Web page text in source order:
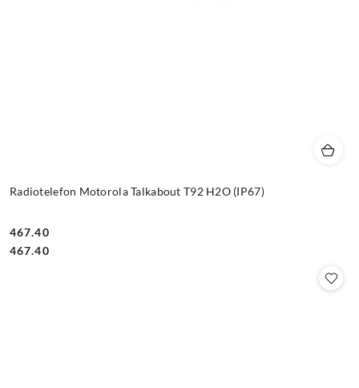
Radiotelefon Motorola Talkabout T92 H2O (IP67)
Cena:
467.40
Cena:
467.40